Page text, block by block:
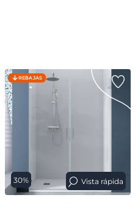
REBAJAS
30% Vista rápida